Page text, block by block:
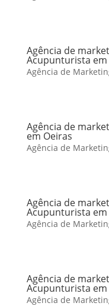
Agência de
Acupunturista
Agência de
Agência de
em Oeiras
Agência de
Agência de
Acupunturista
Agência de
Agência de
Acupunturista em
Agência de